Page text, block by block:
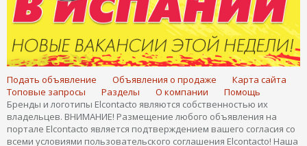
Подать объявление Объявления о продаже
Карта сайта
Топовые запросы
Разделы О компании
Помощь
Бренды и логотипы Elcontacto являются собственностью их
владельцев. ВНИМАНИЕ! Размещение любого объявления на
портале Elcontacto является подтверждением вашего согласия со
всеми условиями пользовательского соглашения Elcontacto! Наша